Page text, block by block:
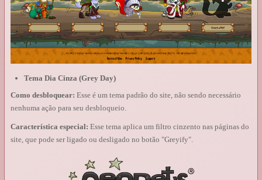
Tema Dia Cinza (Grey Day)
Como desbloquear: Esse é um tema padrão do site, não sendo necessário
nenhuma ação para seu desbloqueio.
Característica especial: Esse tema aplica um filtro cinzento nas páginas do
site, que pode ser ligado ou desligado no botão "Greyify".